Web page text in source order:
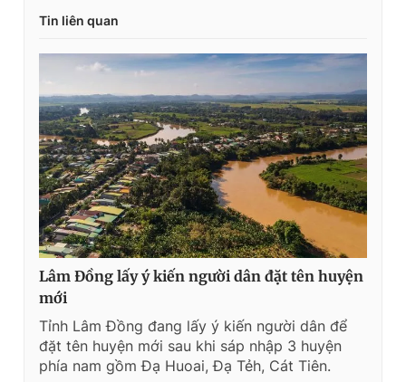
Tin liên quan
Lâm Đồng lấy ý kiến người dân đặt tên huyện
mới
Tỉnh Lâm Đồng đang lấy ý kiến người dân để
đặt tên huyện mới sau khi sáp nhập 3 huyện
phía nam gồm Đạ Huoai, Đạ Tẻh, Cát Tiên.